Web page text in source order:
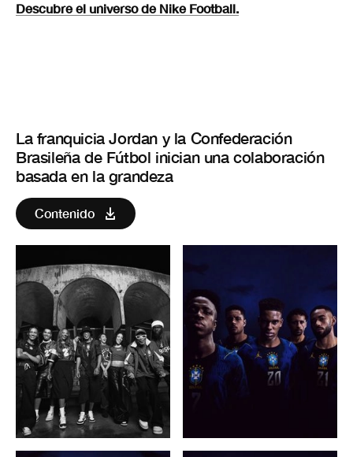
Descubre el universo de Nike Football.
La franquicia Jordan y la Confederación
Brasileña de Fútbol inician una colaboración
basada en la grandeza
Contenido